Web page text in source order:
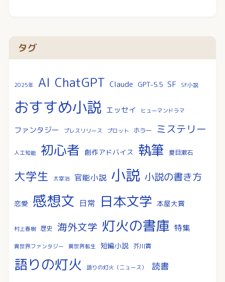
タグ
2025年 AI ChatGPT Claude GPT-5.5 SF SF小説
おすすめ小説 エッセイ ヒューマンドラマ
ファンタジー プレスリリース プロット ホラー ミステリー
人工知能 初心者 創作アドバイス 執筆 夏目漱石
大学生 太宰治 官能小説 小説 小説の書き方
恋愛 感想文 日常 日本文学 本屋大賞
村上春樹 歴史 海外文学 灯火の書庫 特集
異世界ファンタジー 異世界転生 短編小説 芥川賞
語りの灯火 語りの灯火（ニュース） 読書